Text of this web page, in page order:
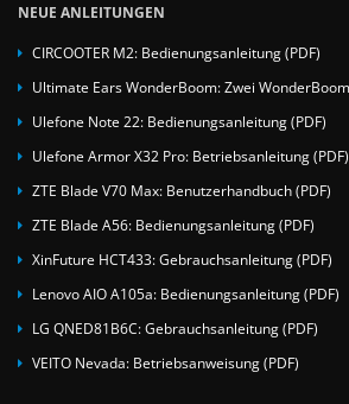
NEUE ANLEITUNGEN
CIRCOOTER M2: Bedienungsanleitung (PDF)
Ultimate Ears WonderBoom: Zwei
Ulefone Note 22: Bedienungsanleitung (PDF)
Ulefone Armor X32 Pro: Betriebsanleitung (PDF)
ZTE Blade V70 Max: Benutzerhandbuch (PDF)
ZTE Blade A56: Bedienungsanleitung (PDF)
XinFuture HCT433: Gebrauchsanleitung (PDF)
Lenovo AIO A105a: Bedienungsanleitung (PDF)
LG QNED81B6C: Gebrauchsanleitung (PDF)
VEITO Nevada: Betriebsanweisung (PDF)